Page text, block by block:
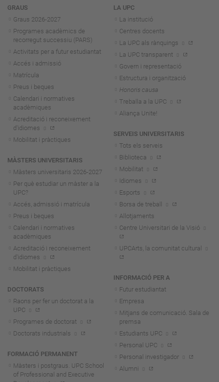
Navegació
GRAUS
Graus 2026-2027
Programes acadèmics de
recorregut successiu (PARS)
Activitats per a futur estudiantat
Accés i admissió
Matrícula
Preus i beques
Calendari i normatives
acadèmiques
Acreditació i reconeixement
d'idiomes
Mobilitat i pràctiques
MÀSTERS UNIVERSITARIS
Màsters universitaris 2026-2027
Per què estudiar un màster a la
UPC?
Accés, admissió i matrícula
Preus i beques
Calendari i normatives
acadèmiques
Acreditació i reconeixement
d'idiomes
Mobilitat i pràctiques
DOCTORATS
Raons per fer un doctorat a la
UPC
Programes de doctorat
Doctorats industrials
FORMACIÓ PERMANENT
Màsters i postgraus. UPC School
of Professional and Executive
LA UPC
La institució
Centres docents
La UPC als rànquings
La UPC transparent
Govern i representació
Estructura i organització
Honoris causa
Treballa a la UPC
Aliança Unite!
SERVEIS UNIVERSITARIS
Tots els serveis
Biblioteca
Mobilitat
Idiomes
Esports
Borsa de treball
Allotjaments
Centre Universitari de la Visió
UPCArts, la comunitat cultural
INFORMACIÓ PER A
Futur estudiantat
Empresa
Mitjans de comunicació. Sala de
premsa
Estudiants UPC
Personal UPC
Personal investigador
Alumni